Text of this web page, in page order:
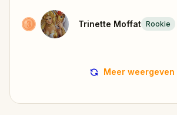
Trinette Moffat Rookie
Meer weergeven